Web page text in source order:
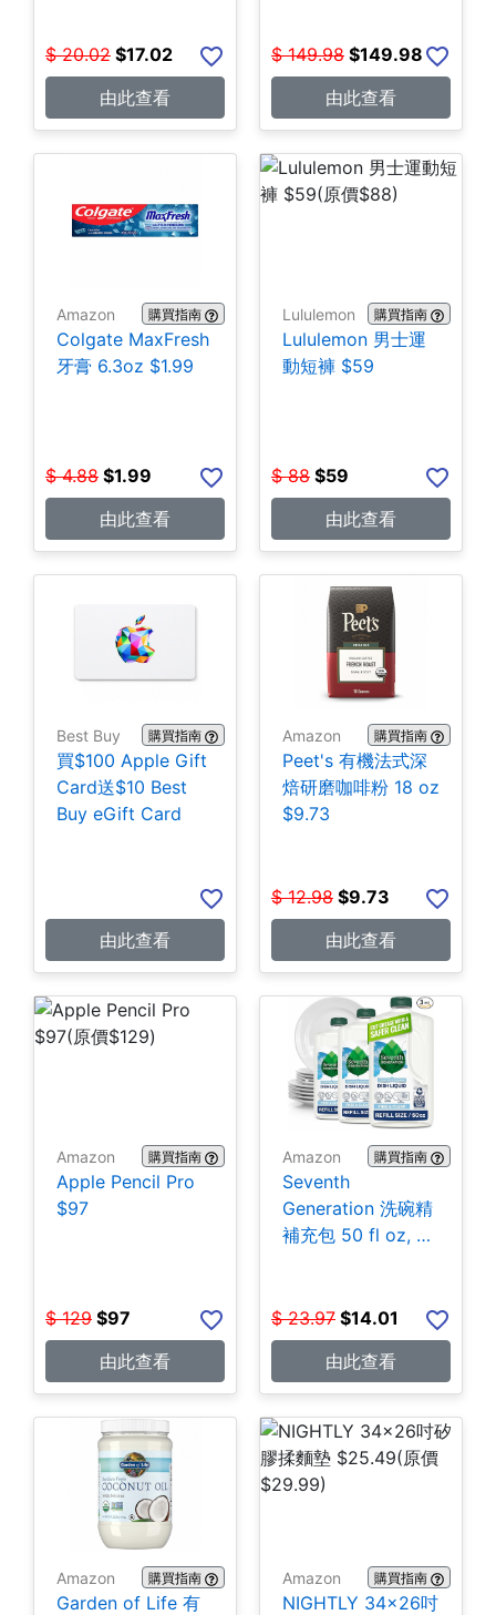
$ 20.02 $17.02
由此查看
$ 149.98 $149.98
由此查看
Amazon 購買指南
Colgate MaxFresh
牙膏 6.3oz $1.99
$ 4.88 $1.99
由此查看
Lululemon 購買指南
Lululemon 男士運
動短褲 $59
$ 88 $59
由此查看
Best Buy 購買指南
買$100 Apple Gift
Card送$10 Best
Buy eGift Card
由此查看
Amazon 購買指南
Peet's 有機法式深
焙研磨咖啡粉 18 oz
$9.73
$ 12.98 $9.73
由此查看
Amazon 購買指南
Apple Pencil Pro
$97
$ 129 $97
由此查看
Amazon 購買指南
Seventh
Generation 洗碗精
補充包 50 fl oz, 3
$ 23.97 $14.01
由此查看
Amazon 購買指南
Garden of Life 有
Amazon 購買指南
NIGHTLY 34x26吋